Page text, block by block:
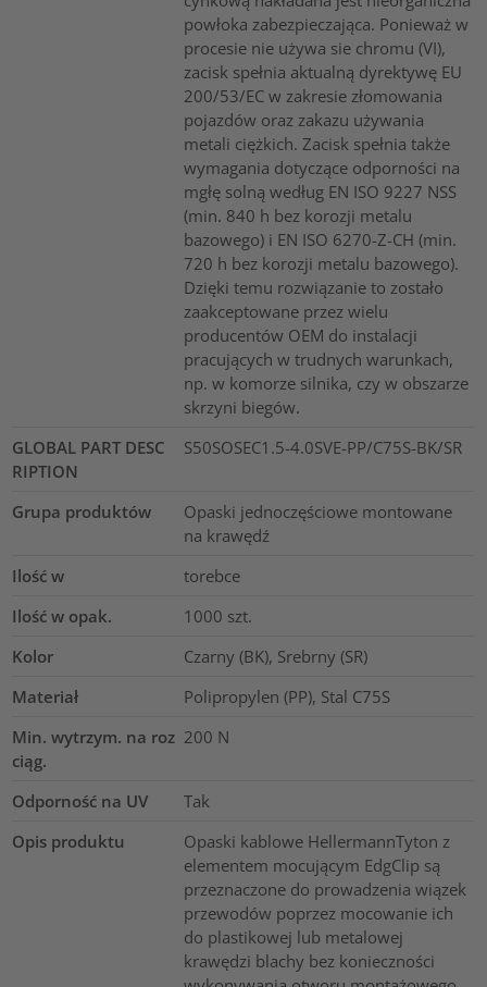
powłoka zabezpieczająca. Ponieważ w
procesie nie używa sie chromu (VI),
zacisk spełnia aktualną dyrektywę EU
200/53/EC w zakresie złomowania
pojazdów oraz zakazu używania
metali ciężkich. Zacisk spełnia także
wymagania dotyczące odporności na
mgłę solną według EN ISO 9227 NSS
(min. 840 h bez korozji metalu
bazowego) i EN ISO 6270-Z-CH (min.
720 h bez korozji metalu bazowego).
Dzięki temu rozwiązanie to zostało
zaakceptowane przez wielu
producentów OEM do instalacji
pracujących w trudnych warunkach,
np. w komorze silnika, czy w obszarze
skrzyni biegów.
GLOBAL PART DESC
RIPTION
S50SOSEC1.5-4.0SVE-PP/C75S-BK/SR
Grupa produktów
Opaski jednoczęściowe montowane
na krawędź
Ilość w
torebce
Ilość w opak.
1000 szt.
Kolor
Czarny (BK), Srebrny (SR)
Materiał
Polipropylen (PP), Stal C75S
Min. wytrzym. na roz
ciąg.
200 N
Odporność na UV
Tak
Opis produktu
Opaski kablowe HellermannTyton z
elementem mocującym EdgClip są
przeznaczone do prowadzenia wiązek
przewodów poprzez mocowanie ich
do plastikowej lub metalowej
krawędzi blachy bez konieczności